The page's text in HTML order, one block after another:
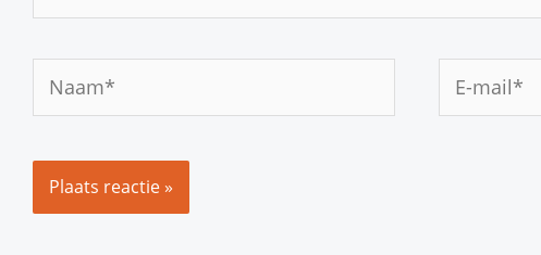
Naam*
mail*